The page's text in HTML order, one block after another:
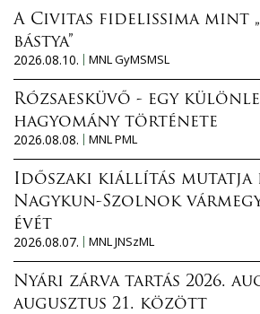
A Civitas fidelissima mint
bástya”
2026.08.10.
MNL GyMSMSL
Rózsaesküvő - egy
hagyomány története
2026.08.08.
MNL PML
Időszaki kiállítás mutatja
Nagykun-Szolnok
évét
2026.08.07.
MNL JNSzML
Nyári zárva tartás 2026.
augusztus 21. között